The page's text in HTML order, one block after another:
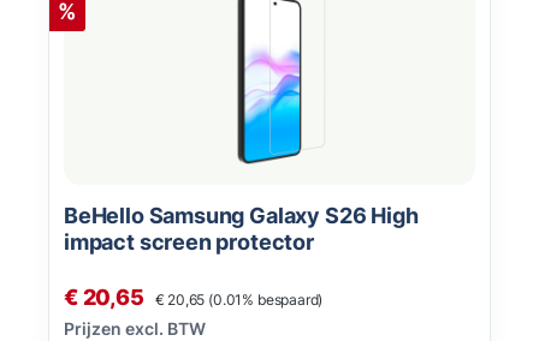
Korting
%
BeHello Samsung Galaxy S26 High
impact screen protector
Verkoopprijs:
€ 20,65 Normale prijs:
€ 20,65 (0.01% bespaard)
Prijzen excl. BTW